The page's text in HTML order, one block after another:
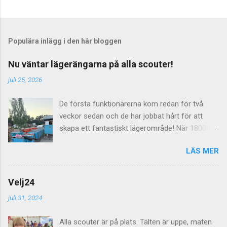
Populära inlägg i den här bloggen
Nu väntar lägerängarna på alla scouter!
juli 25, 2026
De första funktionärerna kom redan för två
veckor sedan och de har jobbat hårt för att
skapa ett fantastiskt lägerområde! När 18000
det inte med några dass utan här behövs det
dras både el, vatten och avlopp för att allt skall
LÄS MER
Velj24
juli 31, 2024
Alla scouter är på plats. Tälten är uppe, maten